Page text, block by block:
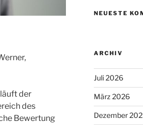
der
des
Bewertung
NEUESTE
ARCHIV
Juli 2026
März 2026
Dezember